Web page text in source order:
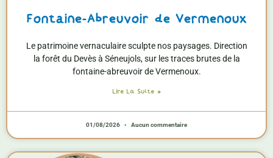
Fontaine-Abreuvoir de Vermenoux
Le patrimoine vernaculaire sculpte nos paysages. Direction
la forêt du Devès à Séneujols, sur les traces brutes de la
fontaine-abreuvoir de Vermenoux.
Lire La Suite »
01/08/2026 Aucun commentaire